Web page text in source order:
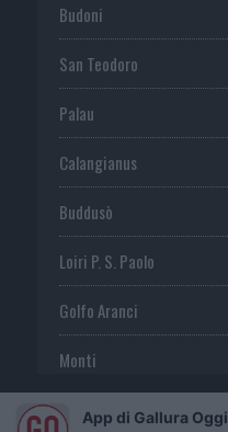
Budoni
San Teodoro
Palau
Calangianus
Buddusò
Loiri P. S. Paolo
Golfo Aranci
Monti
TeltiApp di Gallura Oggi